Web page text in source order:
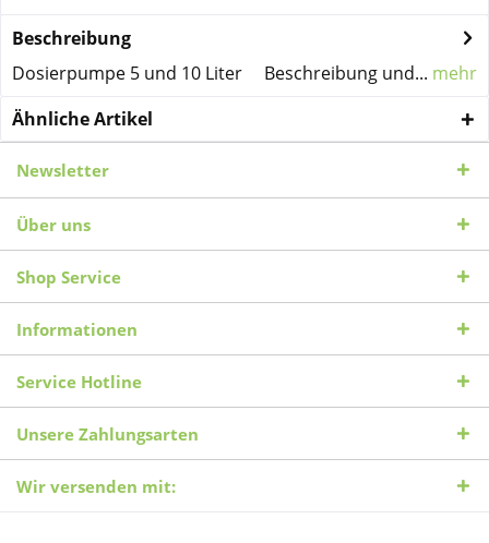
Beschreibung
Dosierpumpe 5 und 10 Liter Beschreibung und... mehr
Ähnliche Artikel
Newsletter
Über uns
Shop Service
Informationen
Service Hotline
Unsere Zahlungsarten
Wir versenden mit: